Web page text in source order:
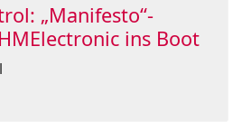
„Manifesto“-
ins Boot